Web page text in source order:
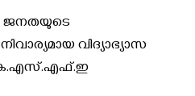
ജനതയുടെ
വിദ്യാഭ്യാസ